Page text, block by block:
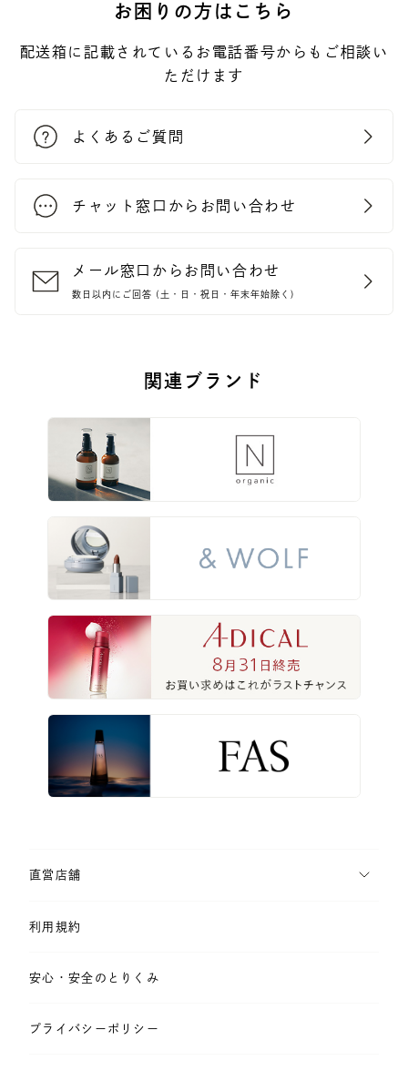
お困りの方はこちら
配送箱に記載されているお電話番号からもご相談い
ただけます
よくあるご質問
チャット窓口からお問い合わせ
メール窓口からお問い合わせ
数日以内にご回答 (土・日・祝日・年末年始除く)
関連ブランド
直営店舗
利用規約
安心・安全のとりくみ
プライバシーポリシー